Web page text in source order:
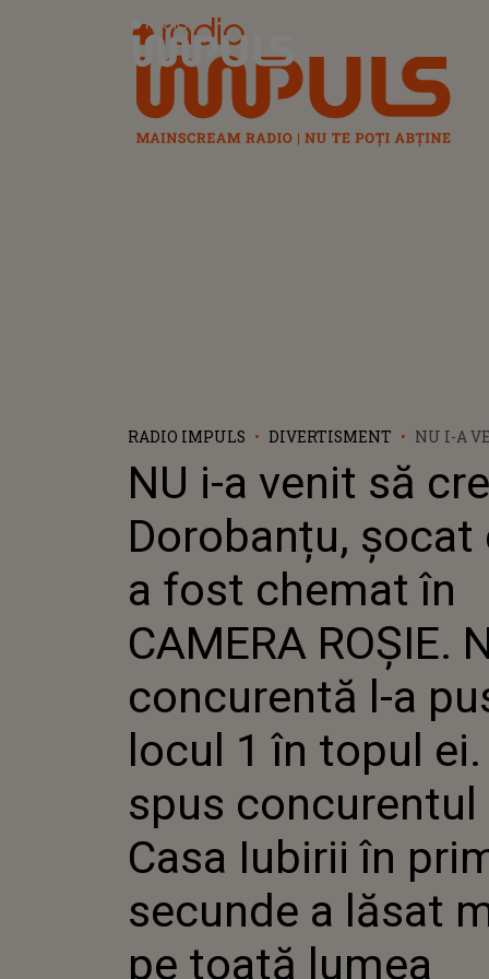
Radio Impuls
RADIO IMPULS DIVERTISMENT
NU I-A
ȘOCAT
ROȘIE.
PE
EI. CE A
CASA
PRIMELE
LUMEA
NU i-a venit să
Dorobanțu, șocat
a fost chemat în
CAMERA ROȘIE.
concurentă l-a
locul 1 în topul ei.
spus concurentul
Casa Iubirii în
secunde a lăsat
pe toată lumea